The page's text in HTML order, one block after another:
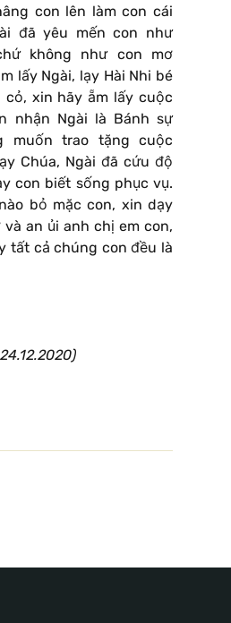
con lên làm con cái
đã yêu mến con như
không như con mơ
lấy Ngài, lạy Hài Nhi bé
cỏ, xin hãy ẵm lấy cuộc
nhận Ngài là Bánh sự
muốn trao tặng cuộc
Chúa, Ngài đã cứu độ
con biết sống phục vụ.
bỏ mặc con, xin dạy
an ủi anh chị em con,
tất cả chúng con đều là
24.12.2020)